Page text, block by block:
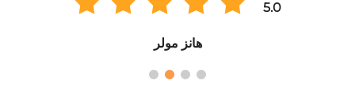
5.0
هانز مولر